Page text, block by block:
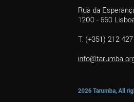
Rua da
1200 - 660
T. (+351) 212
2026 Tarumba, All